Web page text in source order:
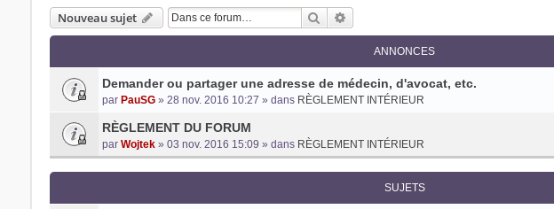
Trans District
Forum d'information sur les transidentités masculines FtM/FtX/Ft*
Nouveau sujet Rechercher
ANNONCES
Demander ou partager une adresse de médecin, d'avocat, etc.
par PauSG» 28 nov. 2016 10:27 » dans RÈGLEMENT INTÉRIEUR
RÈGLEMENT DU FORUM
par Wojtek» 03 nov. 2016 15:09 » dans RÈGLEMENT INTÉRIEUR
SUJETS